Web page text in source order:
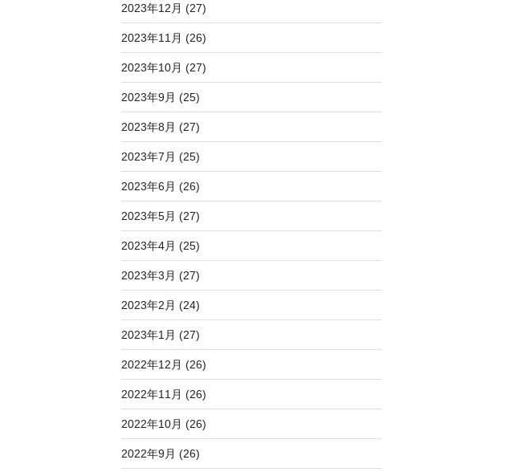
2023年12月 (27)
2023年11月 (26)
2023年10月 (27)
2023年9月 (25)
2023年8月 (27)
2023年7月 (25)
2023年6月 (26)
2023年5月 (27)
2023年4月 (25)
2023年3月 (27)
2023年2月 (24)
2023年1月 (27)
2022年12月 (26)
2022年11月 (26)
2022年10月 (26)
2022年9月 (26)